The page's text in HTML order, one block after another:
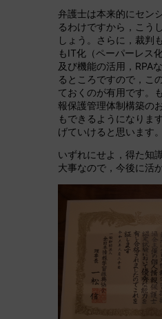
弁護士は本来的にセン
るわけですから，こう
しょう。さらに，裁判
もIT化（ペーパーレス
及び機能の活用，RPA
るところですので，こ
ておくのが有用です。
報保護管理体制構築の
もできるようになりま
げていけると思います。
いずれにせよ，得た知
大事なので，今後に活